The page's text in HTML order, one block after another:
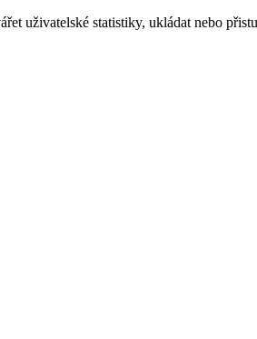
uživatelské statistiky, ukládat nebo